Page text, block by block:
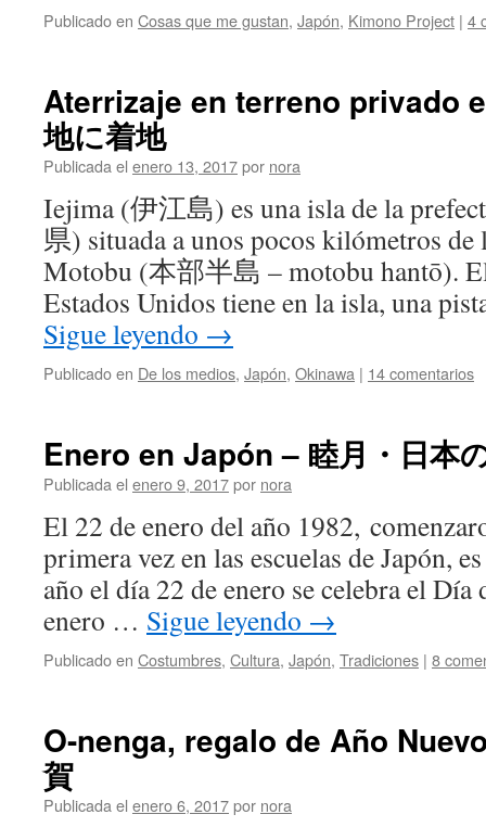
Publicado en Cosas que me gustan, Japón, Kimono Project | 4
Aterrizaje en terreno privado
地に着地
Publicada el enero 13, 2017por nora
Iejima (伊江島) es una isla de la
県) situada a unos pocos kilómetros de
Motobu (本部半島 – motobu hantō).
Estados Unidos tiene en la isla, una
Sigue leyendo →
Publicado en De los medios, Japón, Okinawa | 14 comentarios
Enero en Japón – 睦月・日本
Publicada el enero 9, 2017por nora
El 22 de enero del año 1982,
primera vez en las escuelas de Japón,
año el día 22 de enero se celebra el
enero … Sigue leyendo →
Publicado en Costumbres, Cultura, Japón, Tradiciones | 8
O-nenga, regalo de Año
賀
Publicada el enero 6, 2017por nora